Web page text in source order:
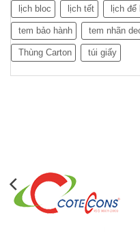
lịch bloc lịch tết lịch để
tem bảo hành tem nhãn
Thùng Carton túi giấy